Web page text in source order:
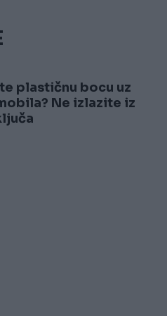
plastičnu bocu uz
Ne izlazite iz